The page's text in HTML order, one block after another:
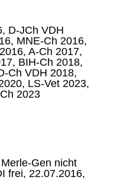
D-JCh VDH
MNE-Ch 2016,
A-Ch 2017,
BIH-Ch 2018,
Ch VDH 2018,
LS-Vet 2023,
2023
Gen nicht
frei, 22.07.2016,